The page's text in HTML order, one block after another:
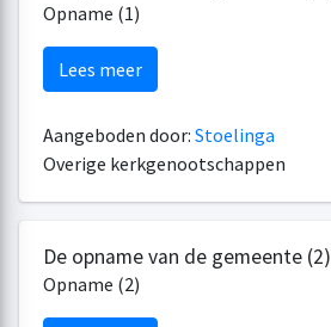
Opname (1)
Lees meer
Aangeboden door: Stoelinga
Overige kerkgenootschappen
De opname van de gemeente (2)
Opname (2)